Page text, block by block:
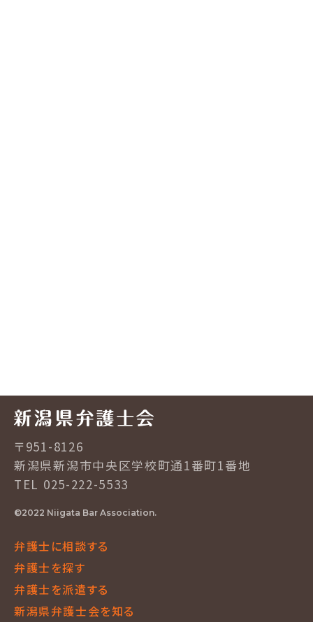
〒951-8126
新潟県新潟市中央区学校町通1番町1番地
TEL 025-222-5533
©2022 Niigata Bar Association.
弁護士に相談する
弁護士を探す
弁護士を派遣する
新潟県弁護士会を知る